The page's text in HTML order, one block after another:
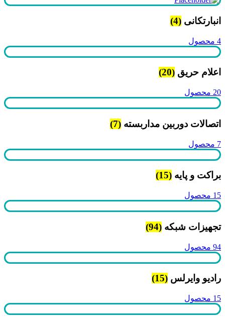
انبارتکانی (4)
4 محصول
اعلام حریق (20)
20 محصول
اتصالات دوربین مداربسته (7)
7 محصول
براکت و پایه (15)
15 محصول
تجهیزات شبکه (94)
94 محصول
رادیو وایرلس (15)
15 محصول